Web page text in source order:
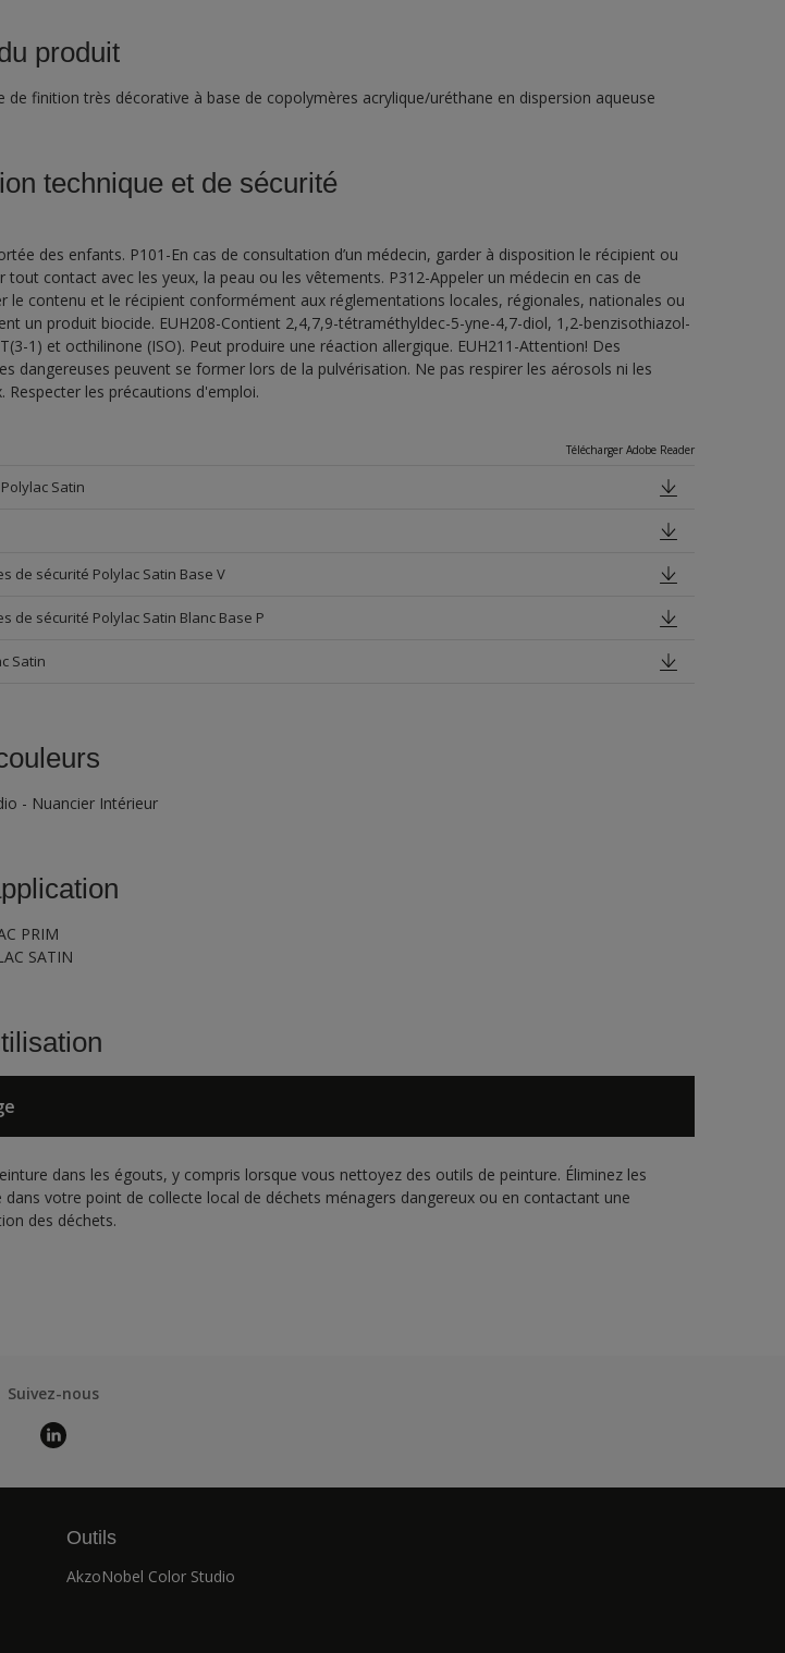
produit
de finition très décorative à base de copolymères acrylique/uréthane en dispersion aqueuse
technique et de sécurité
des enfants. P101-En cas de consultation d’un médecin, garder à disposition le récipient ou
tout contact avec les yeux, la peau ou les vêtements. P312-Appeler un médecin en cas de
le contenu et le récipient conformément aux réglementations locales, régionales, nationales ou
un produit biocide. EUH208-Contient 2,4,7,9-tétraméthyldec-5-yne-4,7-diol, 1,2-benzisothiazol-
1) et octhilinone (ISO). Peut produire une réaction allergique. EUH211-Attention! Des
dangereuses peuvent se former lors de la pulvérisation. Ne pas respirer les aérosols ni les
Respecter les précautions d'emploi.
Télécharger Adobe Reader
Satin
de sécurité Polylac Satin Base V
de sécurité Polylac Satin Blanc Base P
Satin
- Nuancier Intérieur
PRIM
SATIN
dans les égouts, y compris lorsque vous nettoyez des outils de peinture. Éliminez les
dans votre point de collecte local de déchets ménagers dangereux ou en contactant une
des déchets.
Suivez-nous
Outils
AkzoNobel Color Studio